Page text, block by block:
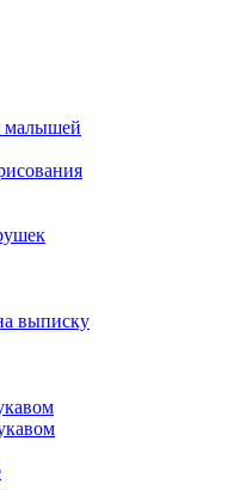
малышей
выписку